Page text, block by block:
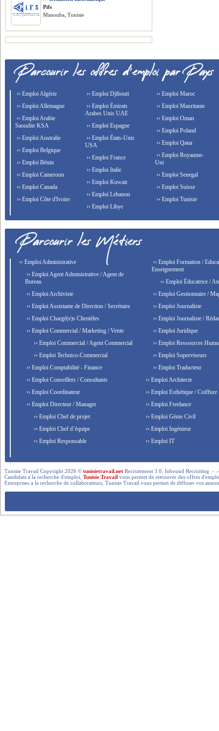
Pifs
Manouba, Tunisie
›› Emploi Algérie
›› Emploi Allemagne
›› Emploi Arabie
Saoudite KSA
›› Emploi Australie
›› Emploi Belgique
›› Emploi Bénin
›› Emploi Cameroun
›› Emploi Canada
›› Emploi Côte d'Ivoire
›› Emploi Djibouti
›› Emploi Émirats
Arabes Unis UAE
›› Emploi Espagne
›› Emploi États-Unis
USA
›› Emploi France
›› Emploi Italie
›› Emploi Kuwait
›› Emploi Lebanon
›› Emploi Libye
›› Emploi Maroc
›› Emploi Mauritanie
›› Emploi Oman
›› Emploi Poland
›› Emploi Qatar
›› Emploi Royaume-
Uni
›› Emploi Senegal
›› Emploi Suisse
›› Emploi Tunisie
›› Emploi Administrative
›› Emploi Agent Administrative / Agent de
Bureau
›› Emploi Archiviste
›› Emploi Assistante de Direction / Secrétaire
›› Emploi Chargé(e)s Clientèles
›› Emploi Commercial / Marketing / Vente
›› Emploi Commercial / Agent Commercial
›› Emploi Technico-Commercial
›› Emploi Comptabilité - Finance
›› Emploi Conseillers / Consultants
›› Emploi Coordinateur
›› Emploi Directeur / Manager
›› Emploi Chef de projet
›› Emploi Chef d’équipe
›› Emploi Responsable
›› Emploi Formation /
Enseignement
›› Emploi Éducatrice /
›› Emploi Gestionnaire /
›› Emploi Journaliste
›› Emploi Journaliste /
›› Emploi Juridique
›› Emploi Ressources
›› Emploi Superviseurs
›› Emploi Traducteur
›› Emploi Architecte
›› Emploi Esthétique / Coiffure
›› Emploi Freelance
›› Emploi Génie Civil
›› Emploi Ingénieur
›› Emploi IT
Tunisie Travail Copyright 2026 ©tunisietravail.net Recrutement 3.0, Inbound Recruiting .-
Candidats a la recherche d'emploi,Tunisie Travail vous permet de retrouver des offres
Entreprises a la recherche de collaborateurs, Tunisie Travail vous permet de diffuser vos